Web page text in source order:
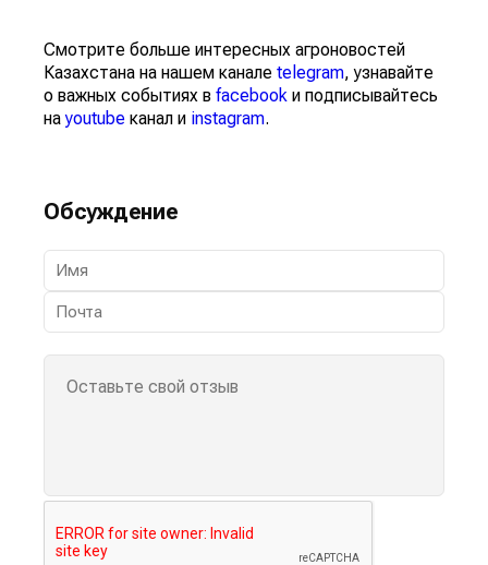
Смотрите больше интересных агроновостей
Казахстана на нашем канале telegram, узнавайте
о важных событиях в facebook и подписывайтесь
наyoutube канал и instagram.
Обсуждение